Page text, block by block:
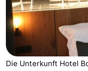
Ferienhäuser
Breeduyn
-
Die Unterkunft Hotel